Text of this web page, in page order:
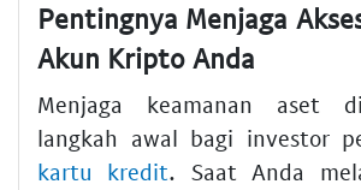
Pentingnya Menjaga
Akun Kripto Anda
Menjaga keamanan aset
langkah awal bagi investor
kartu kredit. Saat Anda